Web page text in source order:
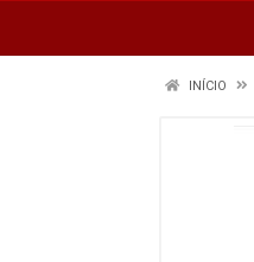
INÍCIO